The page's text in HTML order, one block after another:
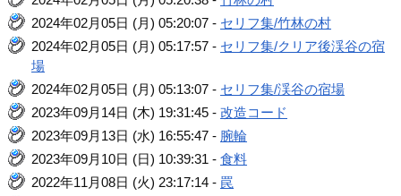
2024年02月05日 (月) 05:20:07 - セリフ集/竹林の村
2024年02月05日 (月) 05:17:57 - セリフ集/クリア後渓谷の宿
場
2024年02月05日 (月) 05:13:07 - セリフ集/渓谷の宿場
2023年09月14日 (木) 19:31:45 -改造コード
2023年09月13日 (水) 16:55:47 - 腕輪
2023年09月10日 (日) 10:39:31 -食料
2022年11月08日 (火) 23:17:14 - 罠